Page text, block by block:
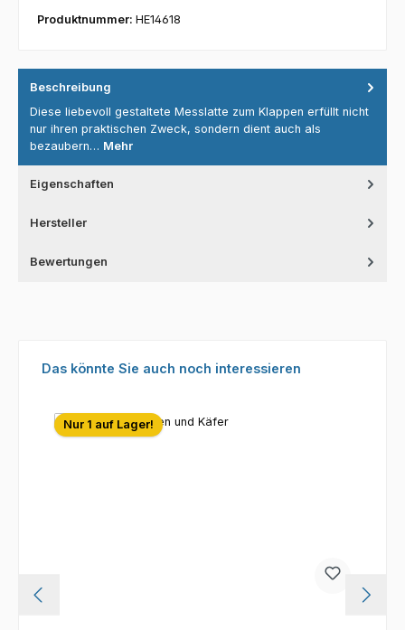
Produktnummer: HE14618
Beschreibung
Diese liebevoll gestaltete Messlatte zum Klappen erfüllt nicht
nur ihren praktischen Zweck, sondern dient auch als
bezaubern… Mehr
Eigenschaften
Hersteller
Bewertungen
Produktgalerie überspringen
Das könnte Sie auch noch interessieren
Nur 1 auf Lager!